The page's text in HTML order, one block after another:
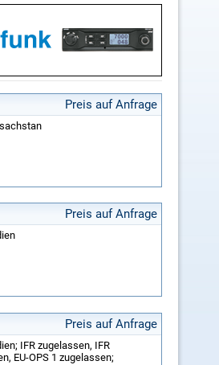
Preis auf Anfrage
Preis auf Anfrage
Preis auf Anfrage
IFR zugelassen, IFR
EU-OPS 1 zugelassen;